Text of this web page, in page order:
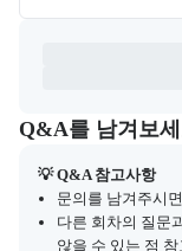
Q&A
캠프 관련 질문과 답
Q&A를 남겨보
💡 Q&A 참고사항
문의를 남겨주시
다른 회차의 질문
않을 수 있는 점